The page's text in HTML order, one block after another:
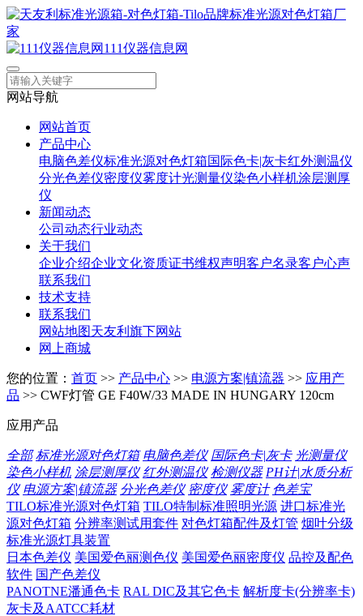
111仪器信息网
网站导航
网站首页
产品中心
电脑色差仪标准光源对色灯箱国际色卡|灰卡红外测温仪
分光色差仪密度仪雾度计光测量仪染色小样机涂层测厚
仪
新闻动态
公司动态行业动态
关于我们
企业介绍企业文化资质证书维权声明客户名录客户心声
联系我们
技术支持
联系我们
网站地图天友利旗下网站
网上商城
您的位置： 首页 >> 产品中心 >> 电源方案|镇流器 >> 应用产
品 >> CWF灯管 GE F40W/33 MADE IN HUNGARY 120cm
应用产品
全部 标准光源对色灯箱 电脑色差仪 国际色卡|灰卡 光测量仪
染色小样机 涂层测厚仪 红外测温仪 检测仪器 PH计|水质分析
仪 电源方案|镇流器 分光色差仪 密度仪 雾度计 色差宝
TILO标准光源对色灯箱 TILO特制标准照明光源 进口标准光
源对色灯箱 分辨率测试用套件 对色灯箱配件及灯管 烟叶分级
标准光源灯具装置
日本色差仪 美国爱色丽测色仪 美国爱色丽密度仪 品控及配色
软件 国产色差仪
PANOTNE潘通色卡 RAL DIC及其它色卡 解析度卡(分辨率卡)
灰卡及AATCC耗材